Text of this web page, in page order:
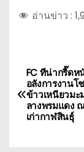
อ่านข่าว :
แ
น
FC ทีน่ากรี๊ดห
อลังการงาน
ข้าวเหนียวม
ลางพรมแดง
เก่ากาฬสินธุ์